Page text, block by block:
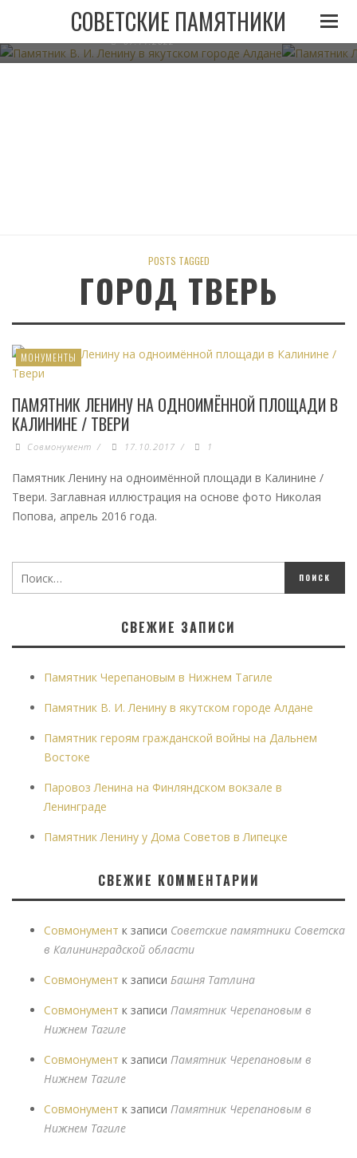
СОВЕТСКИЕ ПАМЯТНИКИ
ПАМЯТНИК В. И. ЛЕНИНУ В ЯКУТСКОМ ГОРОДЕ
АЛДАНЕ
07.11.2022
POSTS TAGGED
ГОРОД ТВЕРЬ
МОНУМЕНТЫ
ПАМЯТНИК ЛЕНИНУ НА ОДНОИМЁННОЙ ПЛОЩАДИ В
КАЛИНИНЕ / ТВЕРИ
Совмонумент / 17.10.2017 / 1
Памятник Ленину на одноимённой площади в Калинине /
Твери. Заглавная иллюстрация на основе фото Николая
Попова, апрель 2016 года.
СВЕЖИЕ ЗАПИСИ
Памятник Черепановым в Нижнем Тагиле
Памятник В. И. Ленину в якутском городе Алдане
Памятник героям гражданской войны на Дальнем
Востоке
Паровоз Ленина на Финляндском вокзале в
Ленинграде
Памятник Ленину у Дома Советов в Липецке
СВЕЖИЕ КОММЕНТАРИИ
Совмонумент к записи Советские памятники Советска
в Калининградской области
Совмонумент к записи Башня Татлина
Совмонумент к записи Памятник Черепановым в
Нижнем Тагиле
Совмонумент к записи Памятник Черепановым в
Нижнем Тагиле
Совмонумент к записи Памятник Черепановым в
Нижнем Тагиле